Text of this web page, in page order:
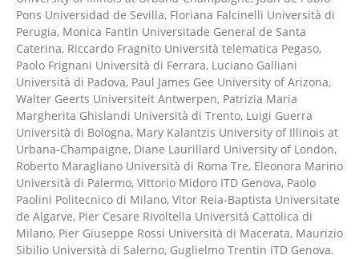
Pons Universidad de Sevilla, Floriana Falcinelli Università di
Perugia, Monica Fantin Universitade General de Santa
Caterina, Riccardo Fragnito Università telematica Pegaso,
Paolo Frignani Università di Ferrara, Luciano Galliani
Università di Padova, Paul James Gee University of Arizona,
Walter Geerts Universiteit Antwerpen, Patrizia Maria
Margherita Ghislandi Università di Trento, Luigi Guerra
Università di Bologna, Mary Kalantzis University of Illinois at
Urbana-Champaigne, Diane Laurillard University of London,
Roberto Maragliano Università di Roma Tre, Eleonora Marino
Università di Palermo, Vittorio Midoro ITD Genova, Paolo
Paolini Politecnico di Milano, Vitor Reia-Baptista Universitate
de Algarve, Pier Cesare Rivoltella Università Cattolica di
Milano, Pier Giuseppe Rossi Università di Macerata, Maurizio
Sibilio Università di Salerno, Guglielmo Trentin ITD Genova.